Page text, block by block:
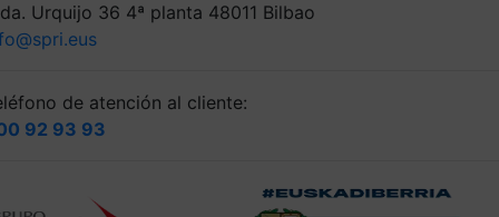
Urquijo 36 4ª planta 48011 Bilbao
de atención al cliente:
92 93 93